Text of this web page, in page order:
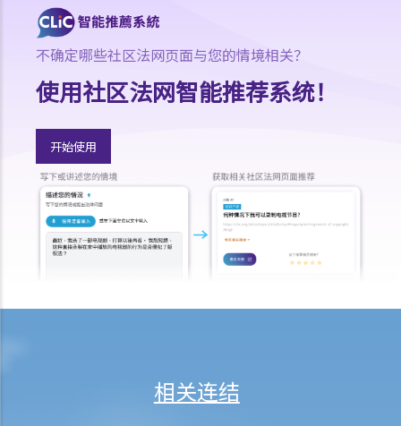
4. 高等法院原讼法庭会处理甚么民事案件？
5. 我是否需要聘用律师处理我的案件？若与讼一方是有限公司，情况是
否不同？
1. 法官会否考虑到无律师代表诉讼人在理解法庭程序方面处于不利地
2. 我可以请朋友代表我在法庭上发言吗？
6. 如果精神上无行为能力的人或未成年人要展开诉讼，该怎么办？
7. 如何在区域法院或高等法院向他人展开民事诉讼？
8. 如果我打算在区域法院或高等法院向某人提出诉讼，我应以传讯令状
(writ of summons)还是以原诉传票(originating summons)展开法律程
10. 如何以原诉传票展开民事诉讼？
不确定哪些社区法网页面与您的情境相关？
使用社区法网智能推荐系统！
开始使用
相关连结